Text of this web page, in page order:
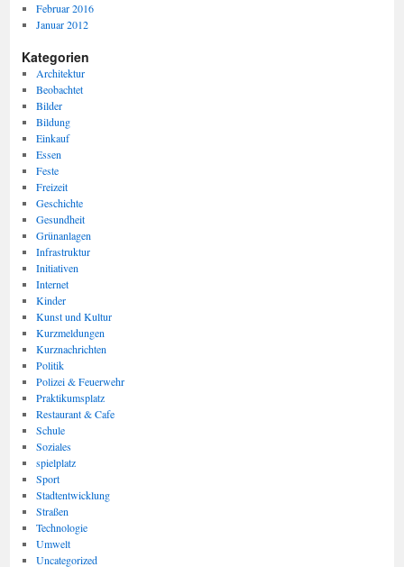
Februar 2016
Januar 2012
Kategorien
Architektur
Beobachtet
Bilder
Bildung
Einkauf
Essen
Feste
Freizeit
Geschichte
Gesundheit
Grünanlagen
Infrastruktur
Initiativen
Internet
Kinder
Kunst und Kultur
Kurzmeldungen
Kurznachrichten
Politik
Polizei & Feuerwehr
Praktikumsplatz
Restaurant & Cafe
Schule
Soziales
spielplatz
Sport
Stadtentwicklung
Straßen
Technologie
Umwelt
Uncategorized